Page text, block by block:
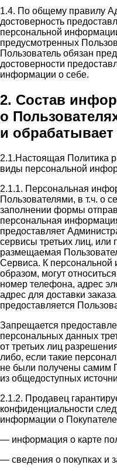
1.4. По общему правилу
достоверность
персональной
предусмотренных
Пользователь обязан
достоверности
информации о себе.
2. Состав
о
и
2.1.Настоящая Политика
виды персональной
2.1.1. Персональная
Пользователями, в т.ч. о
заполнении формы
персональная
предоставляет
сервисы третьих лиц,
размещаемая
Сервиса. К персональной
образом, могут
номер телефона, адрес
адрес для доставки
предоставляется
Запрещается
персональных данных
от третьих лиц
либо, если такие
не были получены самим
из общедоступных
2.1.2. Продавец
конфиденциальности
информации о
— информация о карте
— сведения о покупках и